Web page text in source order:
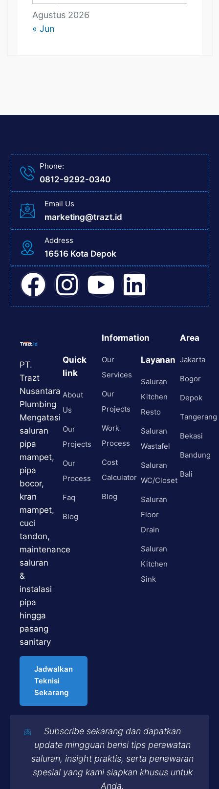
Agustus 2026
« Jun
Phone:
0812-9292-0340
Email Us
marketing@trazt.id
Address
16516 Kota Depok
PT.
Trazt
Nusantara
Plumbing
Mengatasi
saluran
pipa
mampet,
pipa
bocor,
kran
mampet,
cuci
tandon,
maintenance
saluran
&
instalasi
pipa
hingga
pasang
sanitary
Jadwalkan
Teknisi
Sekarang
Quick
link
About
Us
Our
Projects
Our
Process
Faq
Blog
Information
Our
Services
Our
Projects
Work
Process
Cost
Calculator
Blog
Layanan
Saluran
Kitchen
Resto
Saluran
Wastafel
Saluran
WC/Closet
Saluran
Floor
Drain
Saluran
Kitchen
Sink
Area
Jakarta
Bogor
Depok
Tangerang
Bekasi
Bandung
Bali
Subscribe sekarang dan dapatkan
update mingguan berisi tips perawatan
saluran, insight praktis, serta penawaran
spesial yang kami siapkan khusus untuk
Anda.